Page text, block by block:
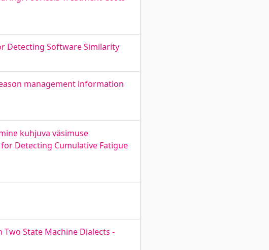
Detecting Software Similarity
management information
kuhjuva väsimuse
Detecting Cumulative Fatigue
State Machine Dialects -